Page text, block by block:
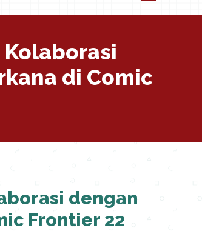
Kolaborasi
di Comic
dengan
Frontier 22